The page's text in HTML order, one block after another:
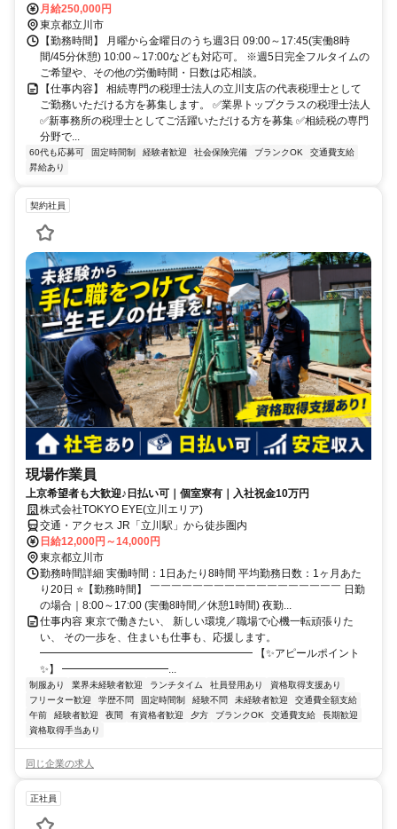
月給250,000円
東京都立川市
【勤務時間】 月曜から金曜日のうち週3日 09:00～17:45(実働8時
間/45分休憩) 10:00～17:00なども対応可。 ※週5日完全フルタイムの
ご希望や、その他の労働時間・日数は応相談。
【仕事内容】 相続専門の税理士法人の立川支店の代表税理士として
ご勤務いただける方を募集します。 ✅業界トップクラスの税理士法人
✅新事務所の税理士としてご活躍いただける方を募集 ✅相続税の専門
分野で...
60代も応募可 固定時間制 経験者歓迎 社会保険完備 ブランクOK
交通費支給
昇給あり
契約社員
現場作業員
上京希望者も大歓迎♪日払い可｜個室寮有｜入社祝金10万円
株式会社TOKYO EYE(立川エリア)
交通・アクセス JR「立川駅」から徒歩圏内
日給12,000円～14,000円
東京都立川市
勤務時間詳細 実働時間：1日あたり8時間 平均勤務日数：1ヶ月あた
り20日 ⭐【勤務時間】 ￣￣￣￣￣￣￣￣￣￣￣￣￣￣￣￣￣￣ 日勤
の場合｜8:00～17:00 (実働8時間／休憩1時間) 夜勤...
仕事内容 東京で働きたい、 新しい環境／職場で心機一転頑張りた
い、 その一歩を、住まいも仕事も、応援します。
━━━━━━━━━━━━━━━━━━━━ 【✨アピールポイント
✨】 ━━━━━━━━━━...
制服あり 業界未経験者歓迎 ランチタイム 社員登用あり
資格取得支援あり
フリーター歓迎
学歴不問 固定時間制 経験不問 未経験者歓迎
交通費全額支給
午前
経験者歓迎 夜間 有資格者歓迎 夕方 ブランクOK 交通費支給
長期歓迎
資格取得手当あり
同じ企業の求人
正社員